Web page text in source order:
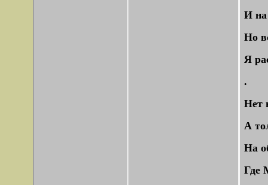
И
Но
Я
.
Нет
А
На
Где